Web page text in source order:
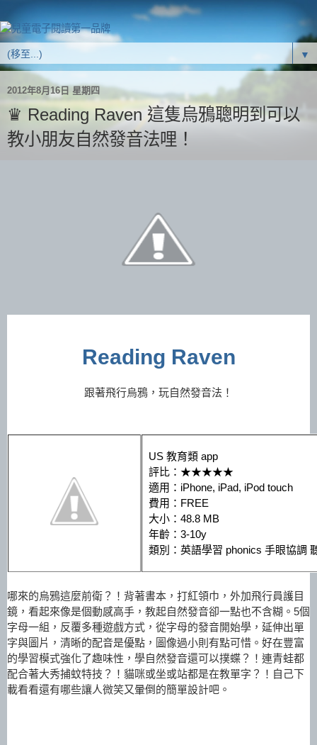
▼
2012年8月16日 星期四
♛ Reading Raven 這隻烏鴉聰明到可以
教小朋友自然發音法哩！
Reading Raven
跟著飛行烏鴉，玩自然發音法！
US 教育類 app
評比： ★★★★★
適用：iPhone, iPad, iPod touch
費用：FREE
大小：48.8 MB
年齡：3-10y
類別：英語學習 phonics 手眼協調
哪來的烏鴉這麼前衛？！背著書本，打紅領巾，外加飛行員護目
鏡，看起來像是個動感高手，教起自然發音卻一點也不含糊。5個
字母一組，反覆多種遊戲方式， 從字母的發音開始學，延伸出單
字與圖片，清晰的配音是優點，圖像過小則有點可惜。好在豐富
的學習模式強化了趣味性，學自然發音還可以撲蝶？！連青蛙都
配合著大秀捕蚊特技？！貓咪或坐或站都是在教單字？！自己下
載看看還有哪些讓人微笑又暈倒的簡單設計吧。